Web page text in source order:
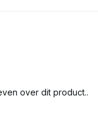
over dit product..